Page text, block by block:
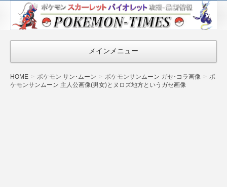
ポケモン最新
情報まとめ
『POKEMON-
TIMES』
メインメニュー
HOME ポケモン サン･ムーン ポケモンサンムーン ガセ･コラ画像
ポ
ケモンサンムーン 主人公画像(男女)とヌロズ地方というガセ画像